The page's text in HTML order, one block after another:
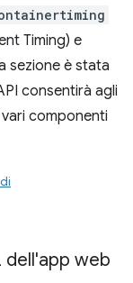
Timing) e
sezione è stata
consentirà agli
componenti
dell'app web